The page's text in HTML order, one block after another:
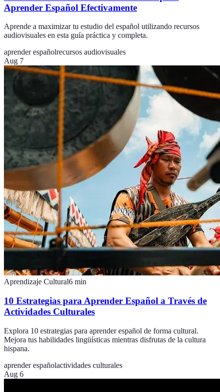
Aprender Español Efectivamente
Aprende a maximizar tu estudio del español utilizando recursos
audiovisuales en esta guía práctica y completa.
aprender españolrecursos audiovisuales
Aug 7
Aprendizaje Cultural6 min
10 Estrategias para Aprender Español a Través de
Actividades Culturales
Explora 10 estrategias para aprender español de forma cultural.
Mejora tus habilidades lingüísticas mientras disfrutas de la cultura
hispana.
aprender españolactividades culturales
Aug 6